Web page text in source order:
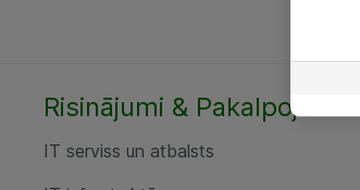
Risinājumi & Pakalpojumi
IT serviss un atbalsts